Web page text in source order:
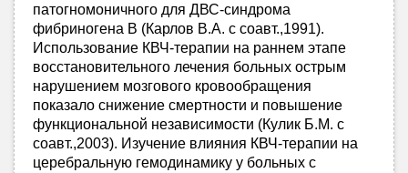
патогномоничного для ДВС-синдрома
фибриногена В (Карлов В.А. с соавт.,1991).
Использование КВЧ-терапии на раннем этапе
восстановительного лечения больных острым
нарушением мозгового кровообращения
показало снижение смертности и повышение
функциональной независимости (Кулик Б.М. с
соавт.,2003). Изучение влияния КВЧ-терапии на
церебральную гемодинамику у больных с